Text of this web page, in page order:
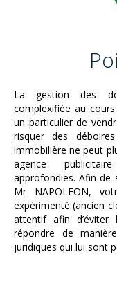
La gestion des
complexifiée au
un particulier de
risquer des
immobilière ne peut
agence
approfondies. Afin de
Mr NAPOLEON,
expérimenté (ancien
attentif afin
répondre de
juridiques qui lui sont